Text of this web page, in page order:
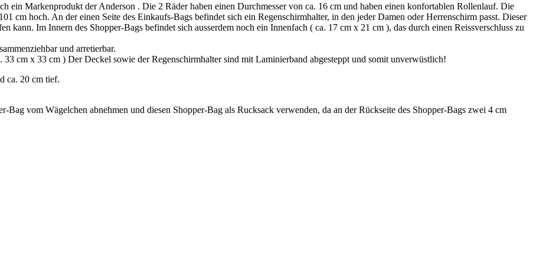
ein Markenprodukt der Anderson . Die 2 Räder haben einen Durchmesser von ca. 16 cm und haben einen konfortablen Rollenlauf. Die
cm hoch. An der einen Seite des Einkaufs-Bags befindet sich ein Regenschirmhalter, in den jeder Damen oder Herrenschirm passt. Dieser
kann. Im Innern des Shopper-Bags befindet sich ausserdem noch ein Innenfach ( ca. 17 cm x 21 cm ), das durch einen Reissverschluss zu
und arretierbar.
cm x 33 cm ) Der Deckel sowie der Regenschirmhalter sind mit Laminierband abgesteppt und somit unverwüstlich!
ca. 20 cm tief.
Bag vom Wägelchen abnehmen und diesen Shopper-Bag als Rucksack verwenden, da an der Rückseite des Shopper-Bags zwei 4 cm